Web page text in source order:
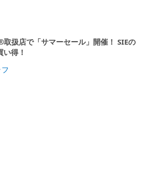
扱店で「サマーセール」開催！ SIEの
得！